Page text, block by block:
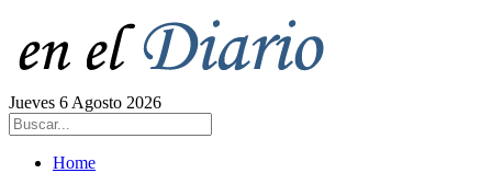
Jueves 6 Agosto 2026
Home